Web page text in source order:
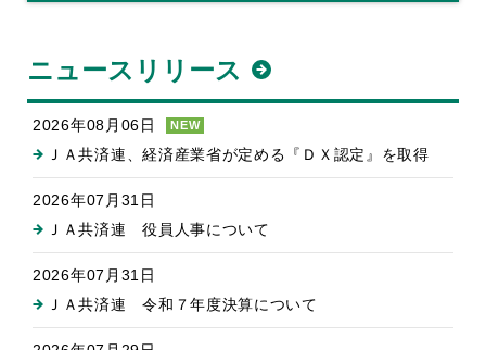
ニュースリリース
2026年08月06日 NEW
ＪＡ共済連、経済産業省が定める『ＤＸ認定』を取得
2026年07月31日
ＪＡ共済連 役員人事について
2026年07月31日
ＪＡ共済連 令和７年度決算について